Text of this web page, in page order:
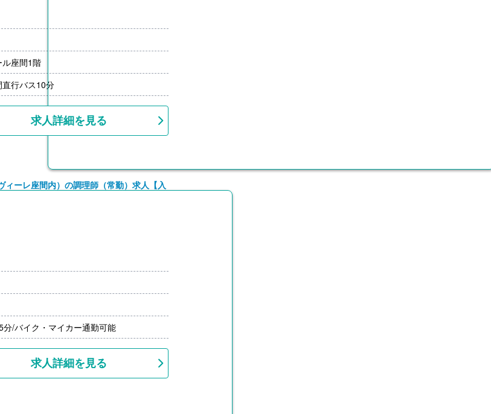
座間1階
直行バス10分
求人詳細を見る
ーレ座間内）の調理師（常勤）求人【入
績
/バイク・マイカー通勤可能
求人詳細を見る